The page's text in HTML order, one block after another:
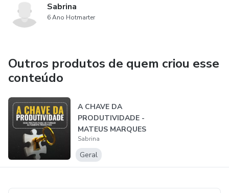
Sabrina
6 Ano Hotmarter
Outros produtos de quem criou esse
conteúdo
A CHAVE DA
PRODUTIVIDADE -
MATEUS MARQUES
Sabrina
Geral